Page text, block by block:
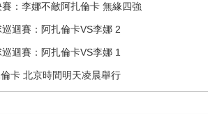
：李娜不敵阿扎倫卡 無緣四強
迴賽：阿扎倫卡VS李娜 2
迴賽：阿扎倫卡VS李娜 1
卡 北京時間明天凌晨舉行